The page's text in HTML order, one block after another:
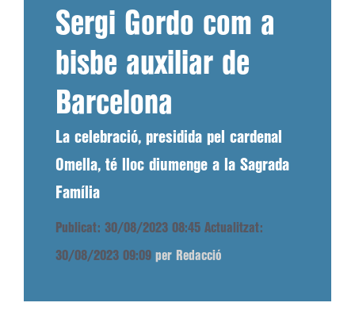
Sergi Gordo com a
bisbe auxiliar de
Barcelona
La celebració, presidida pel cardenal
Omella, té lloc diumenge a la Sagrada
Família
Publicat: 30/08/2023 08:45 Actualitzat:
30/08/2023 09:09 per Redacció